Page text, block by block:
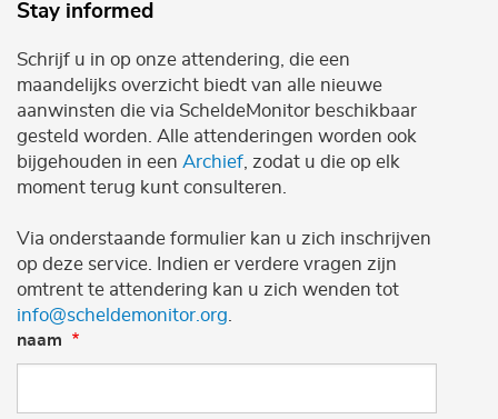
Stay informed
Schrijf u in op onze attendering, die een
maandelijks overzicht biedt van alle nieuwe
aanwinsten die via ScheldeMonitor beschikbaar
gesteld worden. Alle attenderingen worden ook
bijgehouden in een Archief , zodat u die op elk
moment terug kunt consulteren.
Via onderstaande formulier kan u zich inschrijven
op deze service. Indien er verdere vragen zijn
omtrent te attendering kan u zich wenden tot
info@scheldemonitor.org
naam